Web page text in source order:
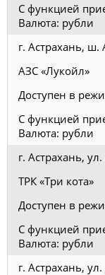
С функцией
Валюта: рубли
г. Астрахань, ш.
АЗС «Лукойл»
Доступен в
С функцией
Валюта: рубли
г. Астрахань,
ТРК «Три кота»
Доступен в
С функцией
Валюта: рубли
г. Астрахань,